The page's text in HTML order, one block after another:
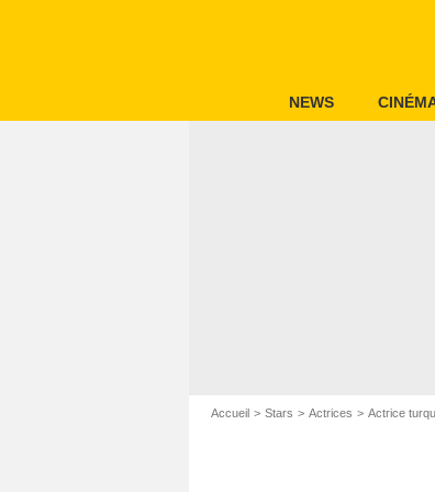
NEWS
Accueil Stars Actrices Actrice